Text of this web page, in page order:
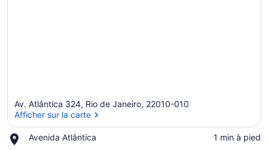
Av. Atlântica 324, Rio de Janeiro, 22010-010
Afficher sur la carte
Avenida Atlântica
Place,
‪1 min à pied‬